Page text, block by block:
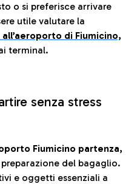
o si preferisce arrivare
utile valutare la
di Fiumicino,
terminal.
senza stress
Fiumicino partenza,
del bagaglio.
e oggetti essenziali a